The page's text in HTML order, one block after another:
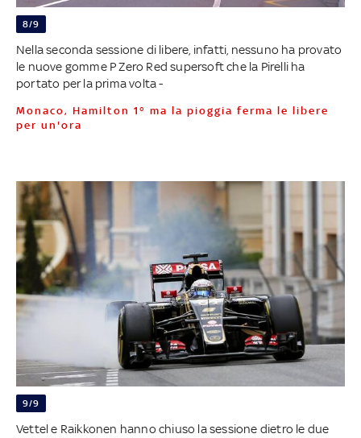
8/9
Nella seconda sessione di libere, infatti, nessuno ha provato
le nuove gomme P Zero Red supersoft che la Pirelli ha
portato per la prima volta -
Monaco, Hamilton 1° ma la pioggia ferma le libere
per un'ora
9/9
Vettel e Raikkonen hanno chiuso la sessione dietro le due